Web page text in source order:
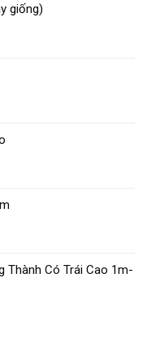
giống)
Thành Có Trái Cao 1m-